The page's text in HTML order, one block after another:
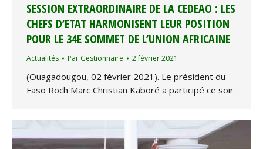
SESSION EXTRAORDINAIRE DE LA CEDEAO : LES
CHEFS D’ETAT HARMONISENT LEUR POSITION
POUR LE 34E SOMMET DE L’UNION AFRICAINE
Actualités Par Gestionnaire 2 février 2021
(Ouagadougou, 02 février 2021). Le président du
Faso Roch Marc Christian Kaboré a participé ce soir